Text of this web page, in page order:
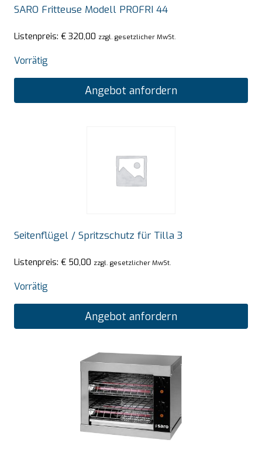
SARO Fritteuse Modell PROFRI 44
Listenpreis: € 320,00 zzgl. gesetzlicher MwSt.
Vorrätig
Angebot anfordern
Seitenflügel / Spritzschutz für Tilla 3
Listenpreis: € 50,00 zzgl. gesetzlicher MwSt.
Vorrätig
Angebot anfordern